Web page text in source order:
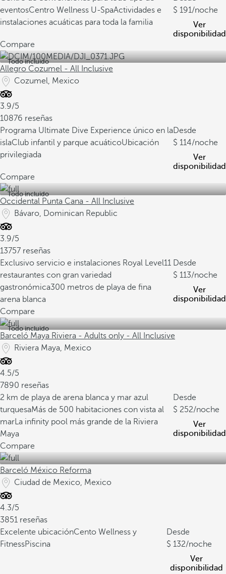
eventosCentro Wellness U-SpaActividades e
instalaciones acuáticas para toda la familia
191/noche
Ver
disponibilidad
Compare
Todo incluido
Allegro Cozumel - All Inclusive
Cozumel, Mexico
3.9/5
10876 reseñas
Programa Ultimate Dive Experience único en la
islaClub infantil y parque acuáticoUbicación
privilegiada
Desde
114/noche
Ver
disponibilidad
Compare
Todo incluido
Occidental Punta Cana - All Inclusive
Bávaro, Dominican Republic
3.9/5
13757 reseñas
Exclusivo servicio e instalaciones Royal Level11
restaurantes con gran variedad
gastronómica300 metros de playa de fina
arena blanca
Desde
113/noche
Ver
disponibilidad
Compare
Todo incluido
Barceló Maya Riviera - Adults only - All Inclusive
Riviera Maya, Mexico
4.5/5
7890 reseñas
2 km de playa de arena blanca y mar azul
turquesaMás de 500 habitaciones con vista al
marLa infinity pool más grande de la Riviera
Maya
Desde
252/noche
Ver
disponibilidad
Compare
Barceló México Reforma
Ciudad de Mexico, Mexico
4.3/5
3851 reseñas
Excelente ubicaciónCento Wellness y
FitnessPiscina
Desde
132/noche
Ver
disponibilidad